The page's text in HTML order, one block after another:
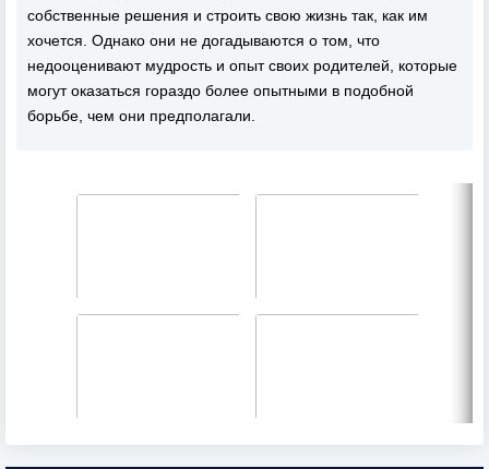
собственные решения и строить свою жизнь так, как им
хочется. Однако они не догадываются о том, что
недооценивают мудрость и опыт своих родителей, которые
могут оказаться гораздо более опытными в подобной
борьбе, чем они предполагали.